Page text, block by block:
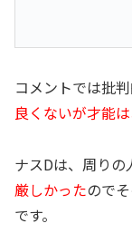
コメントでは批
良くないが才能は
ナスDは、周りの
厳しかったので
です。